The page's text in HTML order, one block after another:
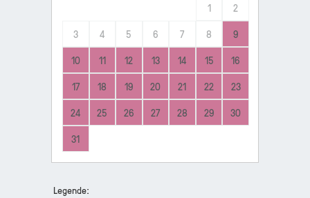
1
2
3
4 5 6 7 8
9
10
11 12 13 14 15
16
17
18 19 20 21 22
23
24
25 26 27 28 29
30
31
Legende: